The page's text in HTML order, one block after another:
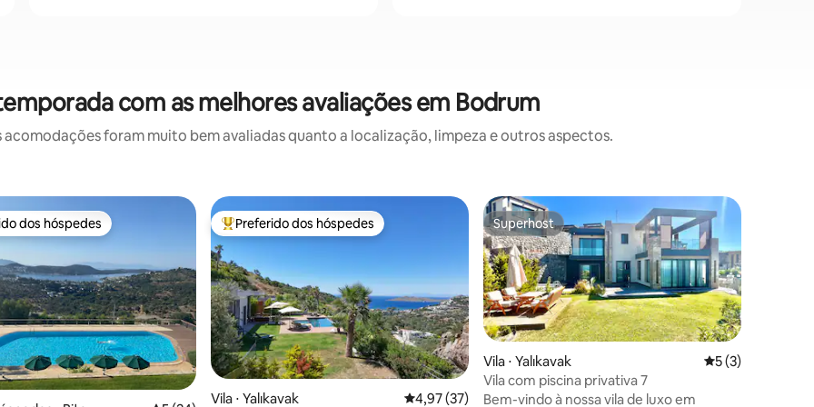
com as melhores avaliações em Bodrum
acomodações foram muito bem avaliadas quanto a localização, limpeza e outros aspectos.
de 5, 40 avaliações
preferidos dos hóspedes
dos hóspedes Entre os melhores preferidos dos hóspedes
Preferido dos hóspedes
Vila ⋅ Yalıkavak 4,97 de uma avaliação média de 5, 37 avaliações
4,97 (37)
Superhost
Superhost
Vila ⋅ Yalıkavak 5 de uma
5 (3)
Vila com piscina privativa 7
Bem-vindo à nossa vila de luxo em